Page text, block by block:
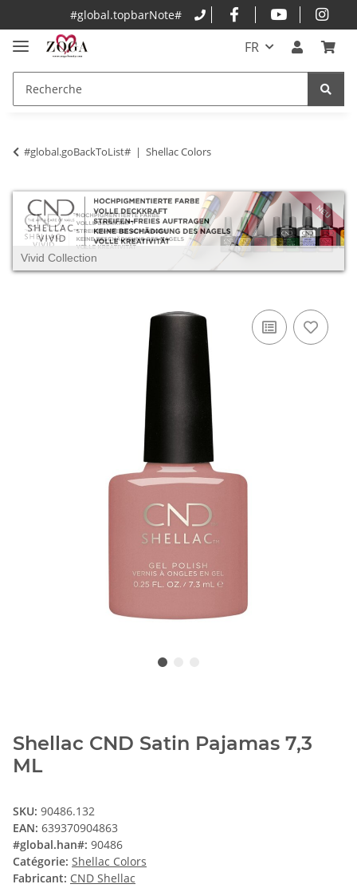
#global.topbarNote#
FR
#global.goBackToList# Shellac Colors
Vivid Collection
Shellac CND Satin Pajamas 7,3
ML
SKU: 90486.132
EAN: 639370904863
#global.han#: 90486
Catégorie: Shellac Colors
Fabricant: CND Shellac